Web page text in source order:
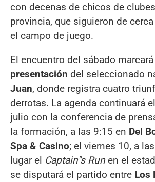
con decenas de chicos de
provincia, que siguieron de
el campo de juego.
El encuentro del sábado
presentación del seleccionado
Juan, donde registra cuatro
derrotas. La agenda continuará
julio con la conferencia de
la formación, a las 9:15 en Del
Spa & Casino; el viernes 10, a
lugar el Captain"s Runen el
se disputará el partido entre Los